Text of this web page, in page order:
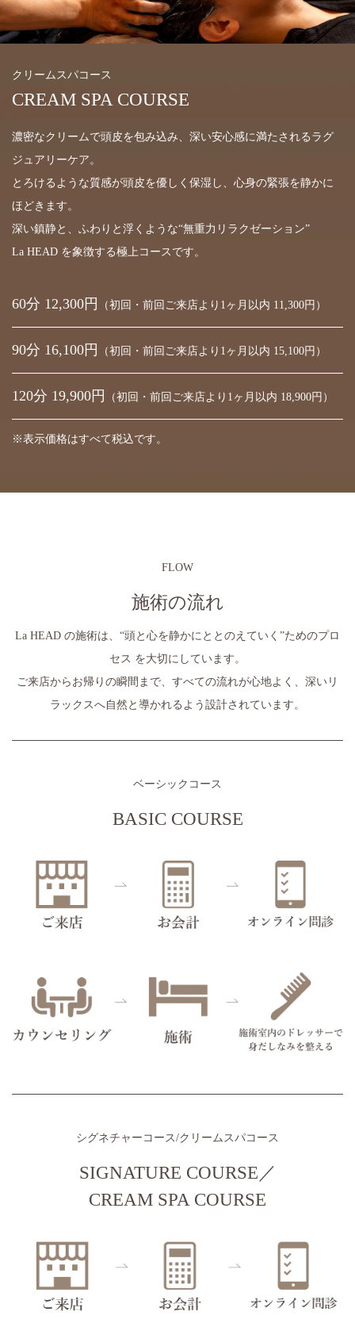
クリームスパコース
CREAM SPA COURSE
濃密なクリームで頭皮を包み込み、深い安心感に満たされるラグ
ジュアリーケア。
とろけるような質感が頭皮を優しく保湿し、心身の緊張を静かに
ほどきます。
深い鎮静と、ふわりと浮くような“無重力リラクゼーション”
La HEAD を象徴する極上コースです。
60分 12,300円 （初回・前回ご来店より1ヶ月以内 11,300円）
90分 16,100円 （初回・前回ご来店より1ヶ月以内 15,100円）
120分 19,900円 （初回・前回ご来店より1ヶ月以内 18,900円）
※表示価格はすべて税込です。
FLOW
施術の流れ
La HEAD の施術は、“頭と心を静かにととのえていく”ためのプロ
セス を大切にしています。
ご来店からお帰りの瞬間まで、すべての流れが心地よく、深いリ
ラックスへ自然と導かれるよう設計されています。
ベーシックコース
BASIC COURSE
シグネチャーコース/クリームスパコース
SIGNATURE COURSE ／
CREAM SPA COURSE